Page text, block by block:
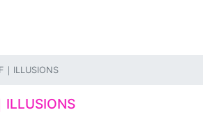
｜ILLUSIONS
ILLUSIONS